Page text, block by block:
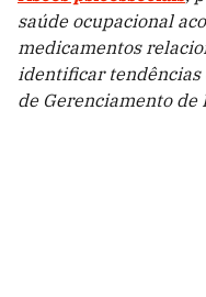
saúde ocupacional
medicamentos
identificar tendências
de Gerenciamento de